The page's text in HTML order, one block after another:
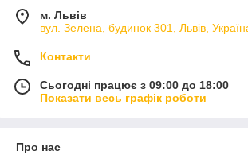
м. Львів
вул. Зелена, будинок 301, Львів,
Контакти
Сьогодні працює з 09:00 до 18:00
Показати весь графік роботи
Про нас